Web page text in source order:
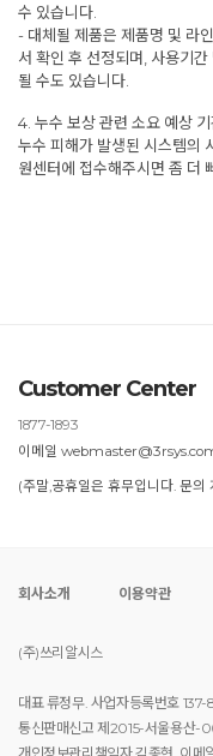
수 있습니다.
- 대체될 제품은 제품명 및 라
서 확인 후 선정되며, 사용기
될 수도 있습니다.
4. 누수 보상 관련 소요 예상
누수 피해가 발생된 시스템의
원센터에 접수해주시면 좀 더
Customer Center
1877-1893
이메일
(주말,공휴일은 휴무입니다. 문의
회사소개 이용약관
(주)쓰리알시스
대표 류정무. 사업자등록번호
통신판매신고 제2015-서울용산-